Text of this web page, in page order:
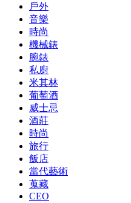
戶外
音樂
時尚
機械錶
腕錶
私廚
米其林
葡萄酒
威士忌
酒莊
時尚
旅行
飯店
當代藝術
蒐藏
CEO